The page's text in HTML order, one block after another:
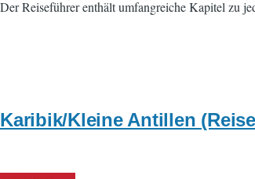
Der Reiseführer enthält umfangreiche Kapitel zu
Karibik/Kleine Antillen